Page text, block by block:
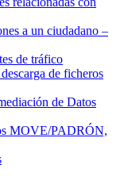
a un ciudadano –
de tráfico
de ficheros
de Datos
MOVE/PADRÓN,